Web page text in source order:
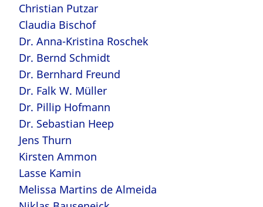
Christian Putzar
Claudia Bischof
Dr. Anna-Kristina Roschek
Dr. Bernd Schmidt
Dr. Bernhard Freund
Dr. Falk W. Müller
Dr. Pillip Hofmann
Dr. Sebastian Heep
Jens Thurn
Kirsten Ammon
Lasse Kamin
Melissa Martins de Almeida